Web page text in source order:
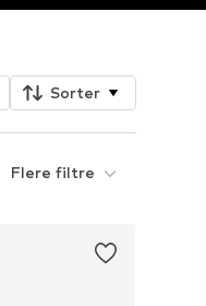
Sorter
Pasform sko
Flere filtre